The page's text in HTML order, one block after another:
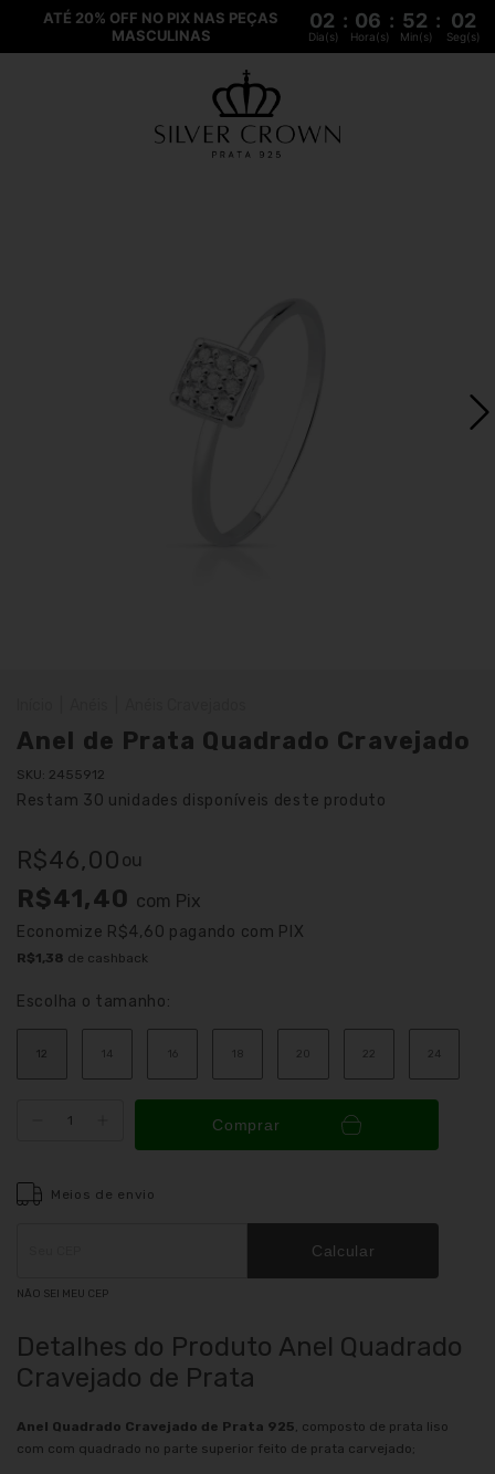
ATÉ 20% OFF NO PIX NAS PEÇAS
MASCULINAS
02 : 06 : 52 : 02
Dia(s) Hora(s) Min(s) Seg(s)
Anel de Prata Quadrado Cravejado
SKU: 2455912
Restam 30 unidades disponíveis deste produto
R$46,00 ou
R$41,40 com Pix
Economize R$4,60 pagando com PIX
R$1,38 de cashback
Escolha o tamanho:
12 14 16 18 20 22 24
Comprar
Meios de envio
ALTERAR CEP
Calcular
NÃO SEI MEU CEP
Detalhes do Produto Anel Quadrado
Cravejado de Prata
Anel Quadrado Cravejado de Prata 925, composto de prata liso
com com quadrado no parte superior feito de prata carvejado;